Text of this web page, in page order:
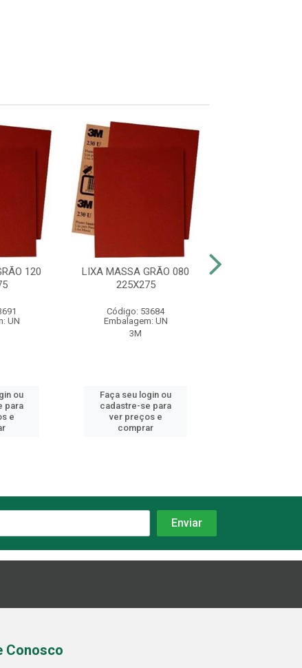
120
UN
ou
para
e
LIXA MASSA GRÃO 080
225X275
Código: 53684
Embalagem: UN
3M
Faça seu login ou
cadastre-se para
ver preços e
comprar
Conosco